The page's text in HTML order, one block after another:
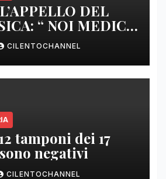
DEL
“ NOI MEDICI
SENZA ARMI
CILENTOCHANNEL
tamponi dei 17
negativi
CILENTOCHANNEL